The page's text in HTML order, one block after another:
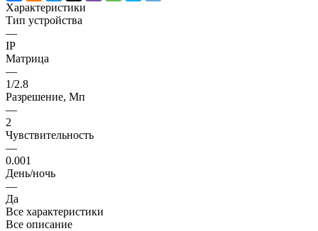
Характеристики
Тип устройства
—
IP
Матрица
—
1/2.8
Разрешение, Мп
—
2
Чувствительность
—
0.001
День/ночь
—
Да
Все характеристики
Все описание